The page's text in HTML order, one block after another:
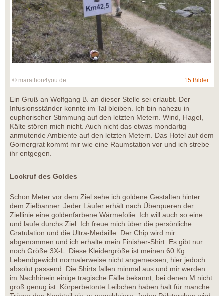
© marathon4you.de 15 Bilder
Ein Gruß an Wolfgang B. an dieser Stelle sei erlaubt. Der
Infusionsständer konnte im Tal bleiben. Ich bin nahezu in
euphorischer Stimmung auf den letzten Metern. Wind, Hagel,
Kälte stören mich nicht. Auch nicht das etwas mondartig
anmutende Ambiente auf den letzten Metern. Das Hotel auf dem
Gornergrat kommt mir wie eine Raumstation vor und ich strebe
ihr entgegen.
Lockruf des Goldes
Schon Meter vor dem Ziel sehe ich goldene Gestalten hinter
dem Zielbanner. Jeder Läufer erhält nach Überqueren der
Ziellinie eine goldenfarbene Wärmefolie. Ich will auch so eine
und laufe durchs Ziel. Ich freue mich über die persönliche
Gratulation und die Ultra-Medaille. Der Chip wird mir
abgenommen und ich erhalte mein Finisher-Shirt. Es gibt nur
noch Größe 3X-L. Diese Kleidergröße ist meinen 60 Kg
Lebendgewicht normalerweise nicht angemessen, hier jedoch
absolut passend. Die Shirts fallen minmal aus und mir werden
im Nachhinein einige tragische Fälle bekannt, bei denen M nicht
groß genug ist. Körperbetonte Leibchen haben halt für manche